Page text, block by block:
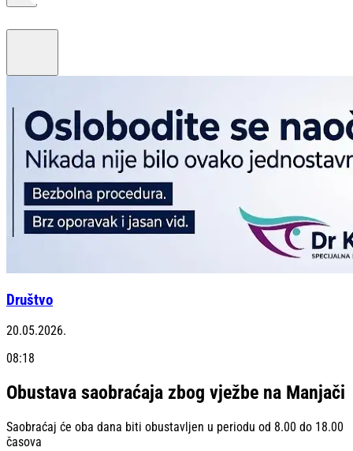
Društvo
20.05.2026.
08:18
Obustava saobraćaja zbog vježbe na Manjači
Saobraćaj će oba dana biti obustavljen u periodu od 8.00 do 18.00
časova